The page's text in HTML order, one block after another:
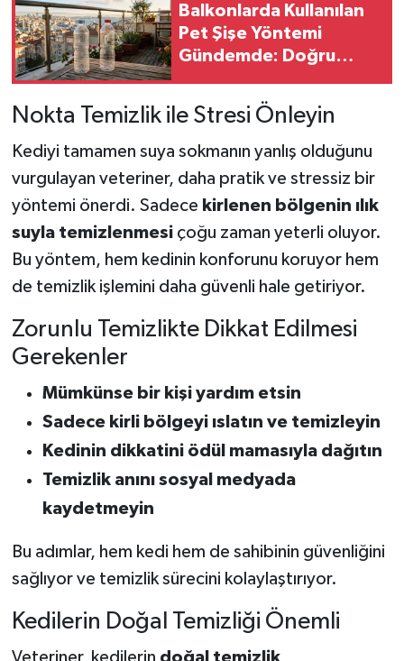
Balkonlarda Kullanılan
Pet Şişe Yöntemi
Gündemde: Doğru
Sağlıyor, Yanlış Kullanım
Risk Oluşturuyor
Nokta Temizlik ile Stresi Önleyin
Kediyi tamamen suya sokmanın yanlış olduğunu
vurgulayan veteriner, daha pratik ve stressiz bir
yöntemi önerdi. Sadece kirlenen bölgenin ılık
suyla temizlenmesiçoğu zaman yeterli oluyor.
Bu yöntem, hem kedinin konforunu koruyor hem
de temizlik işlemini daha güvenli hale getiriyor.
Zorunlu Temizlikte Dikkat Edilmesi
Gerekenler
Mümkünse bir kişi yardım etsin
Sadece kirli bölgeyi ıslatın ve temizleyin
Kedinin dikkatini ödül mamasıyla dağıtın
Temizlik anını sosyal medyada
kaydetmeyin
Bu adımlar, hem kedi hem de sahibinin güvenliğini
sağlıyor ve temizlik sürecini kolaylaştırıyor.
Kedilerin Doğal Temizliği Önemli
Veteriner, kedilerin doğal temizlik